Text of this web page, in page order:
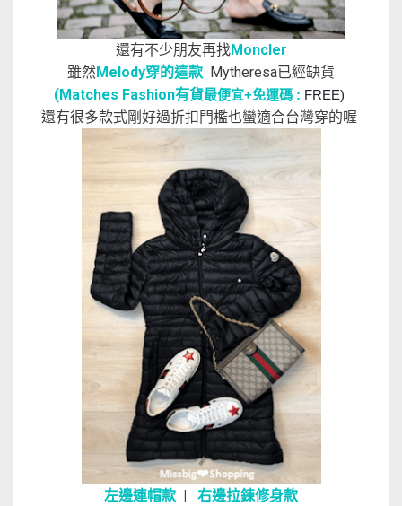
還有不少朋友再找Moncler
雖然Melody穿的這款 Mytheresa已經缺貨
(Matches Fashion有貨最便宜+免運碼 : FREE)
還有很多款式剛好過折扣門檻也蠻適合台灣穿的喔
左邊連帽款 | 右邊拉鍊修身款